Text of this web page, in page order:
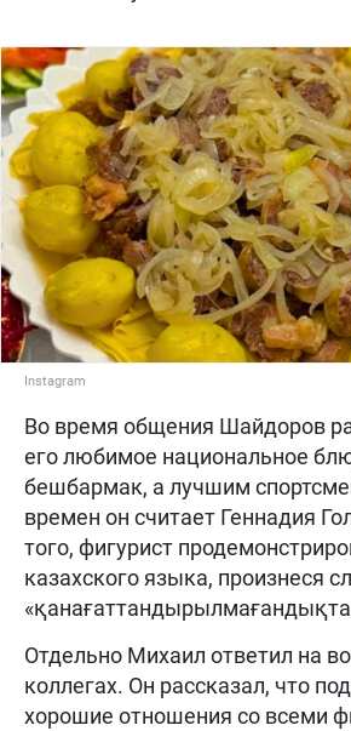
Instagram
Во время общения Шайдоров
его любимое национальное
бешбармак, а лучшим
времен он считает Геннадия
того, фигурист
казахского языка, произнеся
Отдельно Михаил ответил на
коллегах. Он рассказал, что
хорошие отношения со всеми